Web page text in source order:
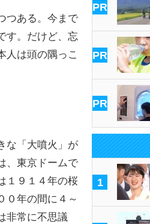
つある。今まで
す。だけど、忘
人は頭の隅っこ
な「大噴火」が
、東京ドームで
１９１４年の桜
０年の間に４～
非常に不思議
PR
PR
PR
1